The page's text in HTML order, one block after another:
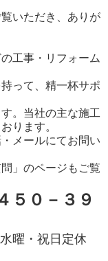
いただき、ありが
工事・リフォーム
って、精一杯サポ
。当社の主な施工
ります。
メールにてお問い
」のページもご覧
５０－３９
曜・祝日定休